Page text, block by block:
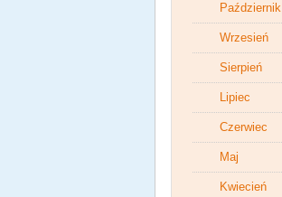
Październik
Wrzesień
Sierpień
Lipiec
Czerwiec
Maj
Kwiecień